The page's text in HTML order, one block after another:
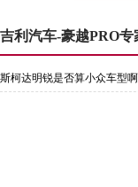
吉利汽车-豪越PRO专
斯柯达明锐是否算小众车型啊